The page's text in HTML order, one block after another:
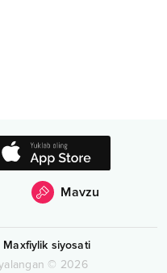
Mavzu
Maxfiylik siyosati
© 2026